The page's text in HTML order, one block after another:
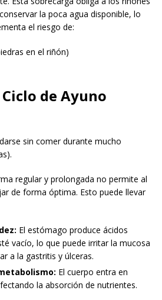
la poca agua disponible, lo
el riesgo de:
en el riñón)
de Ayuno
sin comer durante mucho
regular y prolongada no permite al
de forma óptima. Esto puede llevar
El estómago produce ácidos
vacío, lo que puede irritar la mucosa
a la gastritis y úlceras.
El cuerpo entra en
la absorción de nutrientes.